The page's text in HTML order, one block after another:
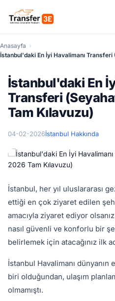
Anasayfa
İstanbul'daki En İyi Havalimanı
İstanbul'daki En
Transferi
Tam Kılavuzu)
04-02-2026İstanbul Hakkında
İstanbul, her yıl uluslararası
ettiği en çok ziyaret edilen
amacıyla ziyaret ediyor
nasıl güvenli ve konforlu bir
belirlemek için atacağınız ilk
İstanbul Havalimanı dünyanın
biri olduğundan, ulaşım
olmamıştı.